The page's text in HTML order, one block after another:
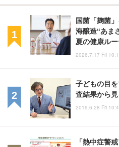
国菌「麹菌
海醸造“あま
夏の健康ル
2026.7.17 Fri
子どもの目
査結果から
2019.6.28 Fri
「熱中症警